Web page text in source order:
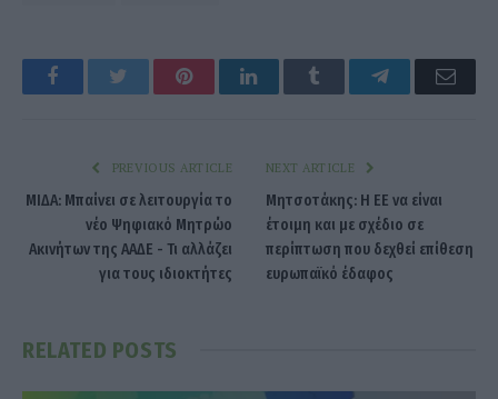
Facebook Twitter PinterestLinkedIn Tumblr Telegram
PREVIOUS ARTICLE
ΜΙΔΑ: Μπαίνει σε λειτουργία το
νέο Ψηφιακό Μητρώο
Ακινήτων της ΑΑΔΕ - Τι αλλάζει
για τους ιδιοκτήτες
NEXT ARTICLE
Μητσοτάκης: Η ΕΕ να είναι
έτοιμη και με σχέδιο σε
περίπτωση που δεχθεί επίθεση
ευρωπαϊκό έδαφος
RELATED POSTS